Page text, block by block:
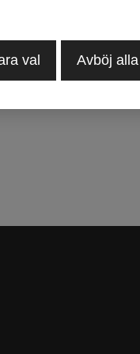
val Avböj alla